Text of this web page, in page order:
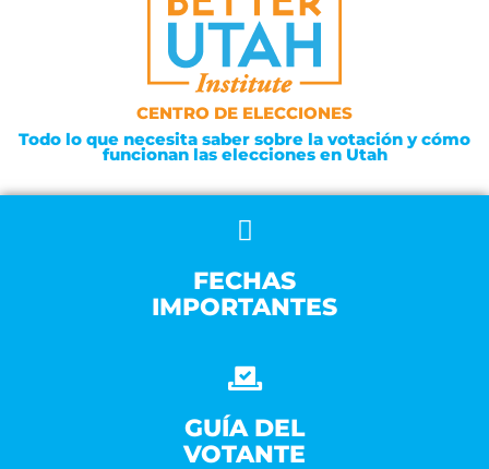
CENTRO DE ELECCIONES
Todo lo que necesita saber sobre la votación y cómo
funcionan las elecciones en Utah
FECHAS
IMPORTANTES
GUÍA DEL
VOTANTE